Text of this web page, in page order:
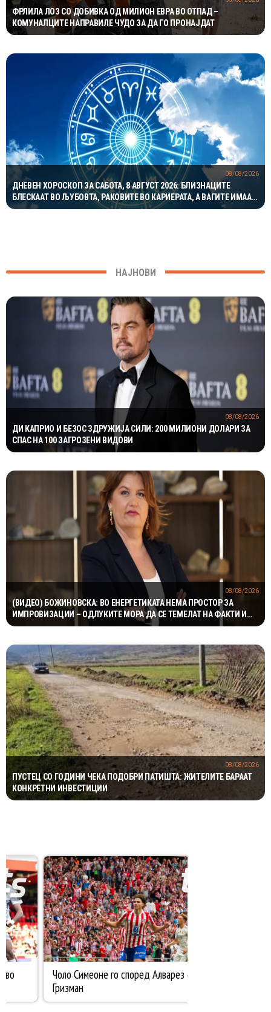
ФРЛИЛА ЛОЗ СО ДОБИВКА ОД МИЛИОН ЕВРА ВО ОТПАД –
КОМУНАЛЦИТЕ НАПРАВИЛЕ ЧУДО ЗА ДА ГО ПРОНАЈДАТ
ДНЕВЕН ХОРОСКОП ЗА САБОТА, 8 АВГУСТ 2026: БЛИЗНАЦИТЕ
БЛЕСКААТ ВО ЉУБОВТА, РАКОВИТЕ ВО КАРИЕРАТА, А ВАГИТЕ ИМААТ
ОДЛИЧЕН ДЕН ЗА ХАРМОНИЈА
08/08/2026
НАЈНОВИ
ДИ КАПРИО И БЕЗОС ЗДРУЖИЈА СИЛИ: 200 МИЛИОНИ ДОЛАРИ ЗА
СПАС НА 100 ЗАГРОЗЕНИ ВИДОВИ
08/08/2026
(ВИДЕО) БОЖИНОВСКА: ВО ЕНЕРГЕТИКАТА НЕМА ПРОСТОР ЗА
ИМПРОВИЗАЦИИ – ОДЛУКИТЕ МОРА ДА СЕ ТЕМЕЛАТ НА ФАКТИ И
СТРУЧНОСТ
08/08/2026
ПУСТЕЦ СО ГОДИНИ ЧЕКА ПОДОБРИ ПАТИШТА: ЖИТЕЛИТЕ БАРААТ
КОНКРЕТНИ ИНВЕСТИЦИИ
08/08/2026